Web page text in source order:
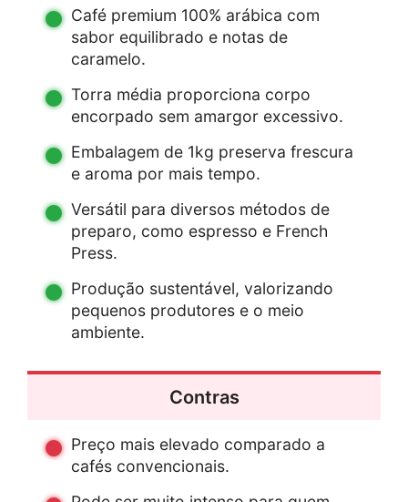
Café premium 100% arábica com
sabor equilibrado e notas de
caramelo.
Torra média proporciona corpo
encorpado sem amargor excessivo.
Embalagem de 1kg preserva frescura
e aroma por mais tempo.
Versátil para diversos métodos de
preparo, como espresso e French
Press.
Produção sustentável, valorizando
pequenos produtores e o meio
ambiente.
Contras
Preço mais elevado comparado a
cafés convencionais.